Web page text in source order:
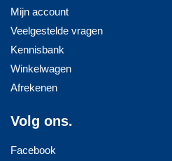
Mijn account
Veelgestelde vragen
Kennisbank
Winkelwagen
Afrekenen
Volg ons.
Facebook